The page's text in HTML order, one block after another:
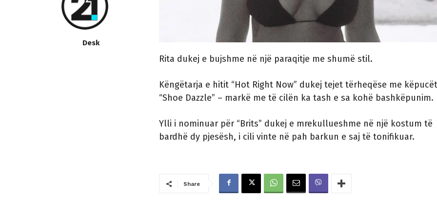
Desk
Rita dukej e bujshme në një paraqitje me shumë stil.
Këngëtarja e hitit “Hot Right Now” dukej tejet tërheqëse me
“Shoe Dazzle” – markë me të cilën ka tash e sa kohë bashkëpunim.
Ylli i nominuar për “Brits” dukej e mrekullueshme në një kostum të
bardhë dy pjesësh, i cili vinte në pah barkun e saj të tonifikuar.
Share